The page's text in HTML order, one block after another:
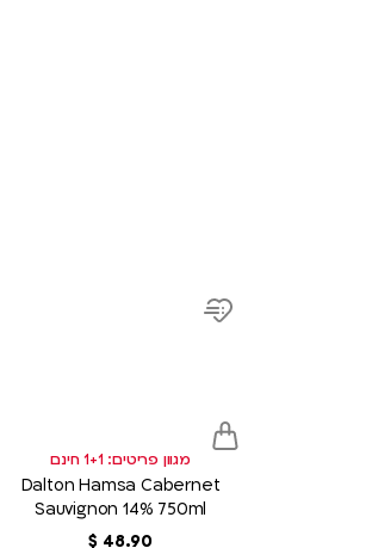
Add
מגוון פריטים: 1+1 חינם
Dalton Hamsa Cabernet
Sauvignon 14% 750ml
48.90
$